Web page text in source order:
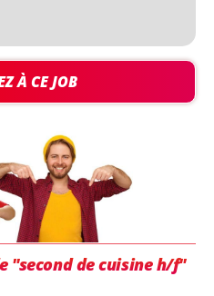
À CE JOB
"second de cuisine h/f"